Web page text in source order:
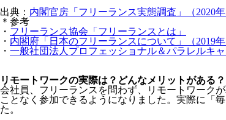
出典： 内閣官房「フリーランス実態調査」（2020年
＊参考
・ フリーランス協会「フリーランスとは」
・ 内閣府「日本のフリーランスについて」（2019年
・ 一般社団法人プロフェッショナル＆パラレルキ
リモートワークの実際は？どんなメリットがある？
会社員、フリーランスを問わず、リモートワーク
ことなく参加できるようになりました。実際に「
た。